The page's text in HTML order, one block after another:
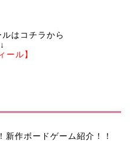
はコチラから
ール】
新作ボードゲーム紹介！！